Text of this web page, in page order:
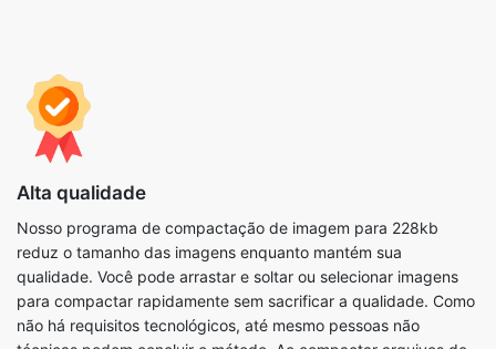
Alta qualidade
Nosso programa de compactação de imagem para 228kb
reduz o tamanho das imagens enquanto mantém sua
qualidade. Você pode arrastar e soltar ou selecionar imagens
não há requisitos tecnológicos, até mesmo pessoas não
técnicas podem concluir o método. Ao compactar arquivos de
imagem, você também pode usar os parâmetros disponíveis
para concluir o processo da forma mais eficiente possível.